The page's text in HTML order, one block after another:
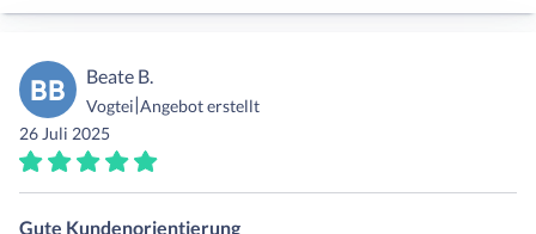
BB Beate B.
Vogtei|Angebot erstellt
26 Juli 2025
Gute Kundenorientierung